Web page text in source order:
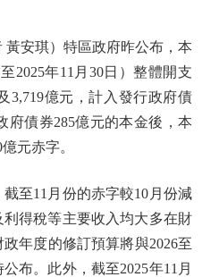
安琪）特區政府昨公布，本
2025年11月30日）整體開支
3,719億元，計入發行政府債
府債券285億元的本金後，本
元赤字。
11月份的赤字較10月份減
得稅等主要收入均大多在財
年度的修訂預算將與2026至
布。此外，截至2025年11月